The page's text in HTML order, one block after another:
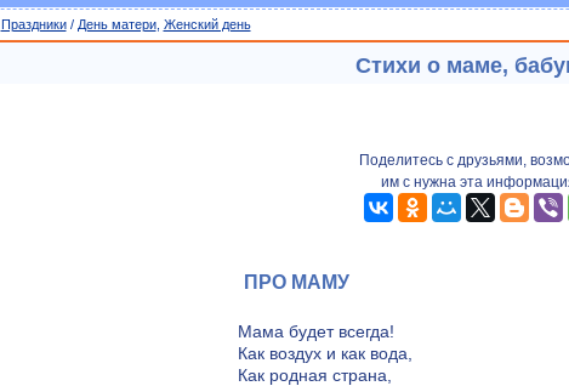
Праздники/ День матери, Женский день
Стихи о маме,
Поделитесь с друзьями,
им с нужна эта
ПРО МАМУ
Мама будет всегда!
Как воздух и как вода,
Как родная страна,